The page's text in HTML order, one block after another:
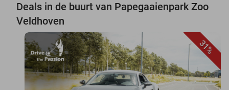
Deals in de buurt van Papegaaienpark Zoo
Veldhoven
31%